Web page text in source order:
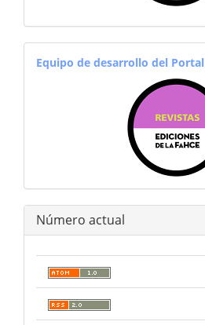
equiporevistas
Equipo de desarrollo del Portal
Número actual